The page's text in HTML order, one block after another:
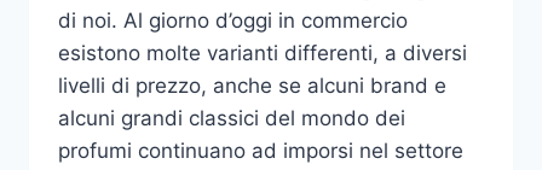
di noi. Al giorno d’oggi in commercio
esistono molte varianti differenti, a diversi
livelli di prezzo, anche se alcuni brand e
alcuni grandi classici del mondo dei
profumi continuano ad imporsi nel settore